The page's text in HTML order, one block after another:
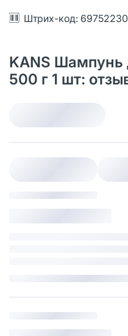
Штрих-код:
KANS Шампунь
500 г 1 шт: